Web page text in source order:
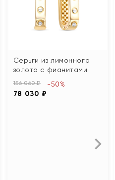
Серьги из лимонного
золота с фианитами
156 060 ₽
78 030 ₽
-50%